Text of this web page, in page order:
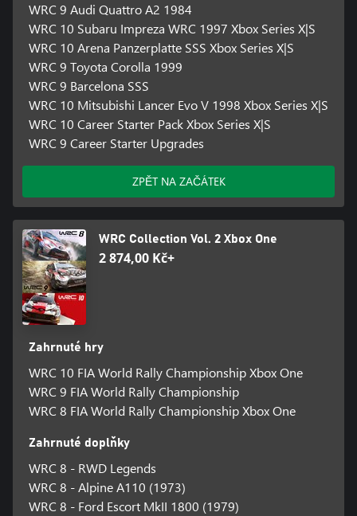
WRC 9 Audi Quattro A2 1984
WRC 10 Subaru Impreza WRC 1997 Xbox Series X|S
WRC 10 Arena Panzerplatte SSS Xbox Series X|S
WRC 9 Toyota Corolla 1999
WRC 9 Barcelona SSS
WRC 10 Mitsubishi Lancer Evo V 1998 Xbox Series X|S
WRC 10 Career Starter Pack Xbox Series X|S
WRC 9 Career Starter Upgrades
ZPĚT NA ZAČÁTEK
WRC Collection Vol. 2 Xbox One
2 874,00 Kč+
Zahrnuté hry
WRC 10 FIA World Rally Championship Xbox One
WRC 9 FIA World Rally Championship
WRC 8 FIA World Rally Championship Xbox One
Zahrnuté doplňky
WRC 8 - RWD Legends
WRC 8 - Alpine A110 (1973)
WRC 8 - Ford Escort MkII 1800 (1979)